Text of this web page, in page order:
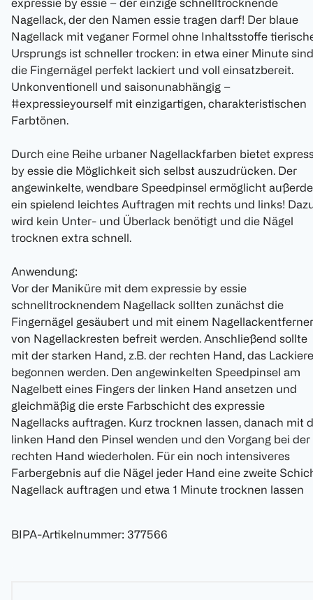
expressie by essie – der einzige schnelltrocknende
Nagellack, der den Namen essie tragen darf! Der blaue
Nagellack mit veganer Formel ohne Inhaltsstoffe
Ursprungs ist schneller trocken: in etwa einer Minute sind
die Fingernägel perfekt lackiert und voll einsatzbereit.
Unkonventionell und saisonunabhängig –
#expressieyourself mit einzigartigen, charakteristischen
Farbtönen.
Durch eine Reihe urbaner Nagellackfarben bietet
by essie die Möglichkeit sich selbst auszudrücken. Der
angewinkelte, wendbare Speedpinsel ermöglicht
ein spielend leichtes Auftragen mit rechts und links!
wird kein Unter- und Überlack benötigt und die Nägel
trocknen extra schnell.
Anwendung:
Vor der Maniküre mit dem expressie by essie
schnelltrocknendem Nagellack sollten zunächst die
Fingernägel gesäubert und mit einem Nagellackentferner
von Nagellackresten befreit werden. Anschließend sollte
mit der starken Hand, z.B. der rechten Hand, das
begonnen werden. Den angewinkelten Speedpinsel am
Nagelbett eines Fingers der linken Hand ansetzen und
gleichmäßig die erste Farbschicht des expressie
Nagellacks auftragen. Kurz trocknen lassen, danach mit
linken Hand den Pinsel wenden und den Vorgang bei der
rechten Hand wiederholen. Für ein noch intensiveres
Farbergebnis auf die Nägel jeder Hand eine zweite
Nagellack auftragen und etwa 1 Minute trocknen lassen
BIPA-Artikelnummer: 377566